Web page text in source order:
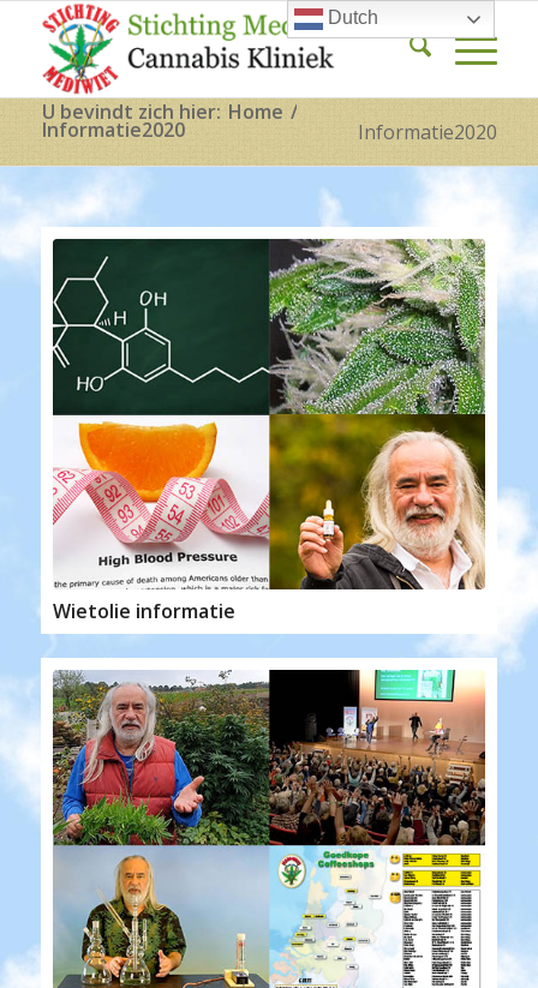
Informatie2020
U bevindt zich hier: Home /
Informatie2020
Wietolie informatie
Dutch